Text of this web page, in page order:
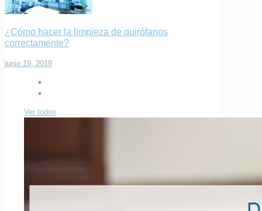
¿Cómo hacer la limpieza de quirófanos
correctamente?
junio 19, 2019
Ver todos